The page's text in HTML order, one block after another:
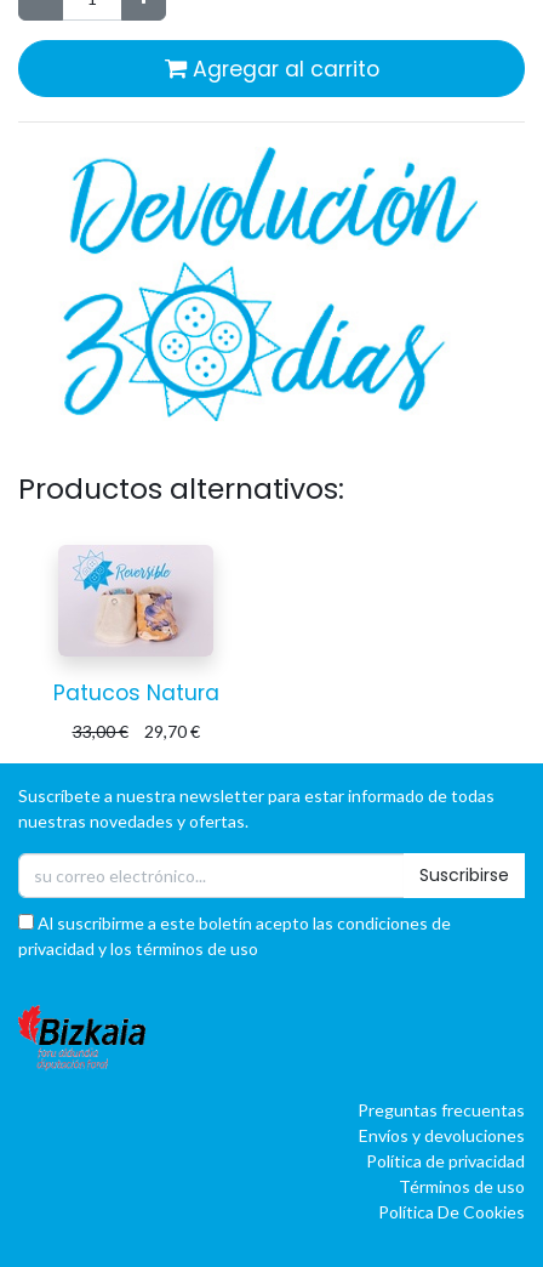
Agregar al carrito
Productos alternativos:
Patucos Natura
33,00€ 29,70€
Suscríbete a nuestra newsletter para estar informado de todas
nuestras novedades y ofertas.
Suscribirse
Al suscribirme a este boletín acepto las condiciones de
privacidad y los términos de uso
Preguntas frecuentas
Envíos y devoluciones
Política de privacidad
Términos de uso
Política De Cookies